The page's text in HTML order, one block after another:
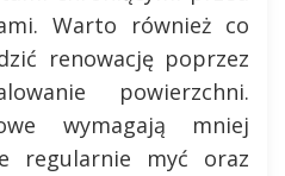
Warto również co
renowację poprzez
powierzchni.
wymagają mniej
regularnie myć oraz